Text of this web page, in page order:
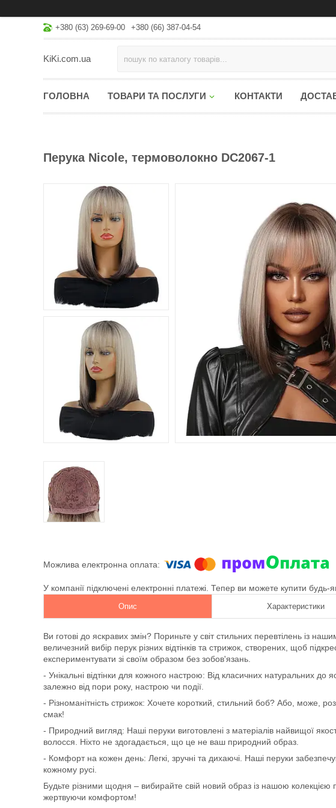
+380 (63) 269-69-00 +380 (66) 387-04-54
KiKi.com.ua
ГОЛОВНА ТОВАРИ ТА ПОСЛУГИ КОНТАКТИ
Перука Nicole, термоволокно DC2067-1
У компанії підключені електронні платежі. Тепер ви можете купити
Опис Характеристики
Ви готові до яскравих змін? Пориньте у світ стильних перевтілень із
величезний вибір перук різних відтінків та стрижок, створених, щоб
експериментувати зі своїм образом без зобов'язань.
- Унікальні відтінки для кожного настрою: Від класичних натуральних до
залежно від пори року, настрою чи події.
- Різноманітність стрижок: Хочете короткий, стильний боб? Або, може,
смак!
- Природний вигляд: Наші перуки виготовлені з матеріалів найвищої
волосся. Ніхто не здогадається, що це не ваш природний образ.
- Комфорт на кожен день: Легкі, зручні та дихаючі. Наші перуки
кожному русі.
Будьте різними щодня – вибирайте свій новий образ із нашою колекцією
жертвуючи комфортом!